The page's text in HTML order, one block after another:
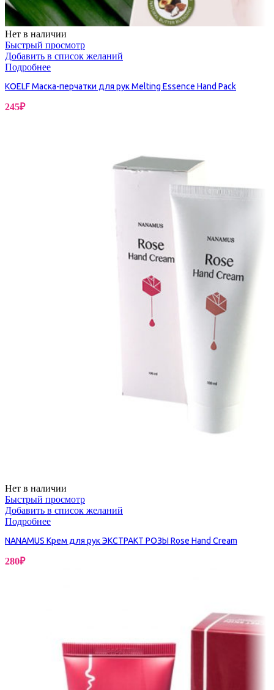
Нет в наличии
Быстрый просмотр
Добавить в список желаний
Подробнее
KOELF Маска-перчатки для рук Melting Essence Hand Pack
245₽
Нет в наличии
Быстрый просмотр
Добавить в список желаний
Подробнее
NANAMUS Крем для рук ЭКСТРАКТ РОЗЫ Rose Hand Cream
280₽